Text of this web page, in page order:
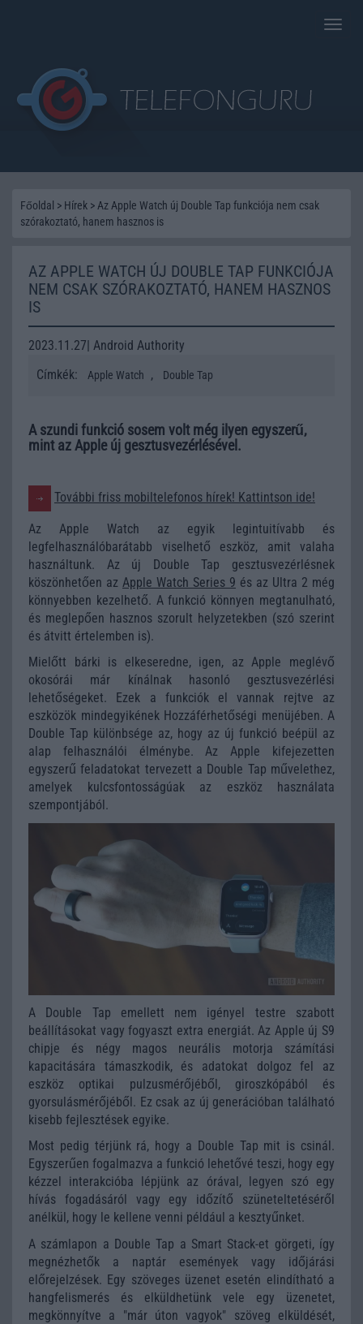
Toggle
Főoldal > Hírek > Az Apple Watch új Double Tap funkciója nem csak
szórakoztató, hanem hasznos is
AZ APPLE WATCH ÚJ DOUBLE TAP FUNKCIÓJA
NEM CSAK SZÓRAKOZTATÓ, HANEM HASZNOS
IS
2023.11.27| Android Authority
Címkék:
Apple Watch , Double Tap
A szundi funkció sosem volt még ilyen egyszerű,
mint az Apple új gesztusvezérlésével.
További friss mobiltelefonos hírek! Kattintson ide!
Az Apple Watch az egyik legintuitívabb és
legfelhasználóbarátabb viselhető eszköz, amit valaha
használtunk. Az új Double Tap gesztusvezérlésnek
köszönhetően az Apple Watch Series 9 és az Ultra 2 még
könnyebben kezelhető. A funkció könnyen megtanulható,
és meglepően hasznos szorult helyzetekben (szó szerint
és átvitt értelemben is).
Mielőtt bárki is elkeseredne, igen, az Apple meglévő
okosórái már kínálnak hasonló gesztusvezérlési
lehetőségeket. Ezek a funkciók el vannak rejtve az
eszközök mindegyikének Hozzáférhetőségi menüjében. A
Double Tap különbsége az, hogy az új funkció beépül az
alap felhasználói élménybe. Az Apple kifejezetten
egyszerű feladatokat tervezett a Double Tap művelethez,
amelyek kulcsfontosságúak az eszköz használata
szempontjából.
A Double Tap emellett nem igényel testre szabott
beállításokat vagy fogyaszt extra energiát. Az Apple új S9
chipje és négy magos neurális motorja számítási
kapacitására támaszkodik, és adatokat dolgoz fel az
eszköz optikai pulzusmérőjéből, giroszkópából és
gyorsulásmérőjéből. Ez csak az új generációban található
kisebb fejlesztések egyike.
Most pedig térjünk rá, hogy a Double Tap mit is csinál.
Egyszerűen fogalmazva a funkció lehetővé teszi, hogy egy
kézzel interakcióba lépjünk az órával, legyen szó egy
hívás fogadásáról vagy egy időzítő szüneteltetéséről
anélkül, hogy le kellene venni például a kesztyűnket.
A számlapon a Double Tap a Smart Stack-et görgeti, így
megnézhetők a naptár események vagy időjárási
előrejelzések. Egy szöveges üzenet esetén elindítható a
hangfelismerés és elküldhetünk vele egy üzenetet,
megkönnyítve a "már úton vagyok" szöveg elküldését,